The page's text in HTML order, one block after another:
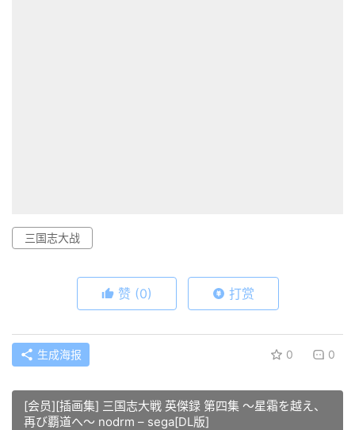
三国志大战
赞 (0) 打赏
生成海报 0 0
[会员][插画集] 三国志大戦 英傑録 第四集 ～星霜を越え、
再び覇道へ～ nodrm – sega[DL版]